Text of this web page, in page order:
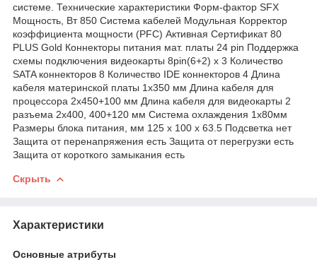
системе. Технические характеристики Форм-фактор SFX
Мощность, Вт 850 Система кабелей Модульная Корректор
коэффициента мощности (PFC) Активная Сертификат 80
PLUS Gold Коннекторы питания мат. платы 24 pin Поддержка
схемы подключения видеокарты 8pin(6+2) x 3 Количество
SATA коннекторов 8 Количество IDE коннекторов 4 Длина
кабеля материнской платы 1х350 мм Длина кабеля для
процессора 2х450+100 мм Длина кабеля для видеокарты 2
разъема 2х400, 400+120 мм Система охлаждения 1x80мм
Размеры блока питания, мм 125 x 100 x 63.5 Подсветка нет
Защита от перенапряжения есть Защита от перегрузки есть
Защита от короткого замыкания есть
Скрыть
Характеристики
Основные атрибуты